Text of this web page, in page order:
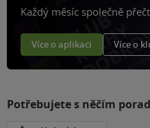
Každý měsíc společně
Více o aplikaci Více o
Potřebujete s něčím